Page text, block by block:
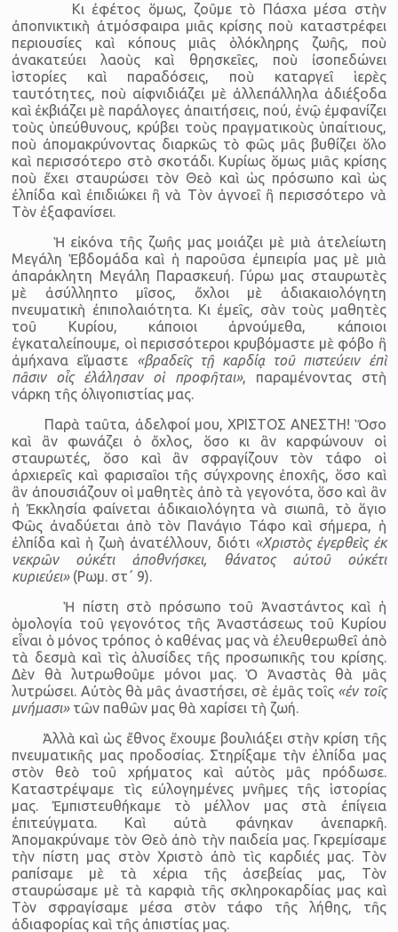
Κι ἐφέτος ὅμως, ζοῦμε τὸ Πάσχα μέσα στὴν
ἀποπνικτικὴ ἀτμόσφαιρα μιᾶς κρίσης ποὺ καταστρέφει
περιουσίες καὶ κόπους μιᾶς ὁλόκληρης ζωῆς, ποὺ
ἀνακατεύει λαοὺς καὶ θρησκεῖες, ποὺ ἰσοπεδώνει
ἱστορίες καὶ παραδόσεις, ποὺ καταργεῖ ἱερὲς
ταυτότητες, ποὺ αἰφνιδιάζει μὲ ἀλλεπάλληλα ἀδιέξοδα
καὶ ἐκβιάζει μὲ παράλογες ἀπαιτήσεις, πού, ἐνῷ ἐμφανίζει
τοὺς ὑπεύθυνους, κρύβει τοὺς πραγματικοὺς ὑπαίτιους,
ποὺ ἀπομακρύνοντας διαρκῶς τὸ φῶς μᾶς βυθίζει ὅλο
καὶ περισσότερο στὸ σκοτάδι. Κυρίως ὅμως μιᾶς κρίσης
ποὺ ἔχει σταυρώσει τὸν Θεὸ καὶ ὡς πρόσωπο καὶ ὡς
ἐλπίδα καὶ ἐπιδιώκει ἢ νὰ Τὸν ἀγνοεῖ ἢ περισσότερο νὰ
Τὸν ἐξαφανίσει.
Ἡ εἰκόνα τῆς ζωῆς μας μοιάζει μὲ μιὰ ἀτελείωτη
Μεγάλη Ἑβδομάδα καὶ ἡ παροῦσα ἐμπειρία μας μὲ μιὰ
ἀπαράκλητη Μεγάλη Παρασκευή. Γύρω μας σταυρωτὲς
μὲ ἀσύλληπτο μῖσος, ὄχλοι μὲ ἀδιακαιολόγητη
πνευματικὴ ἐπιπολαιότητα. Κι ἐμεῖς, σὰν τοὺς μαθητὲς
τοῦ Κυρίου, κάποιοι ἀρνούμεθα, κάποιοι
ἐγκαταλείπουμε, οἱ περισσότεροι κρυβόμαστε μὲ φόβο ἢ
ἀμήχανα εἴμαστε «βραδεῖς τῇ καρδίᾳ τοῦ πιστεύειν ἐπὶ
πᾶσιν οἷς ἐλάλησαν οἱ προφῆται», παραμένοντας στὴ
νάρκη τῆς ὀλιγοπιστίας μας.
Παρὰ ταῦτα, ἀδελφοί μου, ΧΡΙΣΤΟΣ ΑΝΕΣΤΗ! Ὅσο
καὶ ἂν φωνάζει ὁ ὄχλος, ὅσο κι ἂν καρφώνουν οἱ
σταυρωτές, ὅσο καὶ ἂν σφραγίζουν τὸν τάφο οἱ
ἀρχιερεῖς καὶ φαρισαῖοι τῆς σύγχρονης ἐποχῆς, ὅσο καὶ
ἂν ἀπουσιάζουν οἱ μαθητὲς ἀπὸ τὰ γεγονότα, ὅσο καὶ ἂν
ἡ Ἐκκλησία φαίνεται ἀδικαιολόγητα νὰ σιωπᾶ, τὸ ἅγιο
Φῶς ἀναδύεται ἀπὸ τὸν Πανάγιο Τάφο καὶ σήμερα, ἡ
ἐλπίδα καὶ ἡ ζωὴ ἀνατέλλουν, διότι «Χριστὸς ἐγερθεὶς ἐκ
νεκρῶν οὐκέτι ἀποθνήσκει, θάνατος αὐτοῦ οὐκέτι
κυριεύει»(Ρωμ. στ΄ 9).
Ἡ πίστη στὸ πρόσωπο τοῦ Ἀναστάντος καὶ ἡ
ὁμολογία τοῦ γεγονότος τῆς Ἀναστάσεως τοῦ Κυρίου
εἶναι ὁ μόνος τρόπος ὁ καθένας μας νὰ ἐλευθερωθεῖ ἀπὸ
τὰ δεσμὰ καὶ τὶς ἁλυσίδες τῆς προσωπικῆς του κρίσης.
Δὲν θὰ λυτρωθοῦμε μόνοι μας. Ὁ Ἀναστὰς θὰ μᾶς
λυτρώσει. Αὐτὸς θὰ μᾶς ἀναστήσει, σὲ ἐμᾶς τοῖς «ἐν τοῖς
μνήμασι»τῶν παθῶν μας θὰ χαρίσει τὴ ζωή.
Ἀλλὰ καὶ ὡς ἔθνος ἔχουμε βουλιάξει στὴν κρίση τῆς
πνευματικῆς μας προδοσίας. Στηρίξαμε τὴν ἐλπίδα μας
στὸν θεὸ τοῦ χρήματος καὶ αὐτὸς μᾶς πρόδωσε.
Καταστρέψαμε τὶς εὐλογημένες μνῆμες τῆς ἱστορίας
μας. Ἐμπιστευθήκαμε τὸ μέλλον μας στὰ ἐπίγεια
ἐπιτεύγματα. Καὶ αὐτὰ φάνηκαν ἀνεπαρκῆ.
Ἀπομακρύναμε τὸν Θεὸ ἀπὸ τὴν παιδεία μας. Γκρεμίσαμε
τὴν πίστη μας στὸν Χριστὸ ἀπὸ τὶς καρδιές μας. Τὸν
ραπίσαμε μὲ τὰ χέρια τῆς ἀσεβείας μας, Τὸν
σταυρώσαμε μὲ τὰ καρφιὰ τῆς σκληροκαρδίας μας καὶ
Τὸν σφραγίσαμε μέσα στὸν τάφο τῆς λήθης, τῆς
ἀδιαφορίας καὶ τῆς ἀπιστίας μας.